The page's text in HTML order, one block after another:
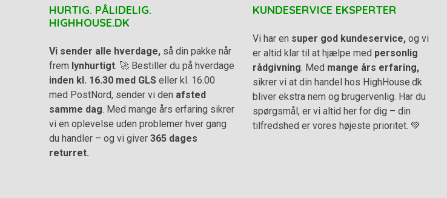
HURTIG. PÅLIDELIG.
HIGHHOUSE.DK
Vi sender alle hverdage, så din pakke når
frem lynhurtigt. 🚀 Bestiller du på hverdage
inden kl. 16.30 med GLS eller kl. 16.00
med PostNord, sender vi den afsted
samme dag. Med mange års erfaring sikrer
vi en oplevelse uden problemer hver gang
du handler – og vi giver 365 dages
returret.
KUNDESERVICE EKSPERTER
Vi har en super god kundeservice, og vi
er altid klar til at hjælpe med personlig
rådgivning. Med mange års erfaring,
sikrer vi at din handel hos HighHouse.dk
bliver ekstra nem og brugervenlig. Har du
spørgsmål, er vi altid her for dig – din
tilfredshed er vores højeste prioritet. 💚